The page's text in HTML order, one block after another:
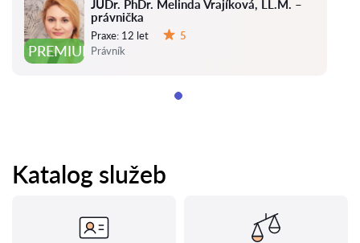
PREMIUM
JUDr. PhDr. Melinda Vrajíková, LL.M. –
právnička
Praxe: 12 let
5
Právník
Katalog služeb